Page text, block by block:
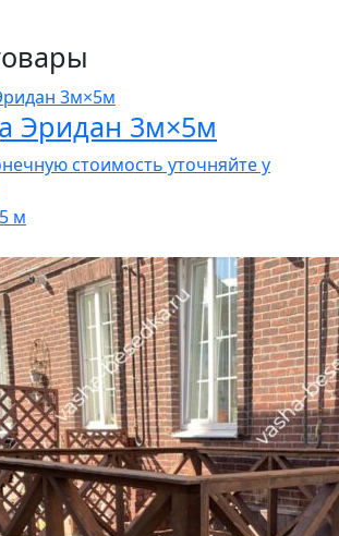
Эридан 3м×5м
стоимость уточняйте у
м